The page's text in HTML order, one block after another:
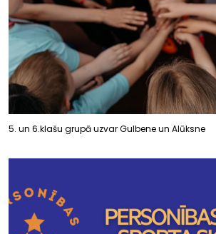
5. un 6.klašu grupā uzvar Gulbene un Alūksne